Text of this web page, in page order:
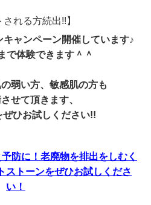
される方続出!!】
ャンペーン開催しています♪
で体験できます＾＾
弱い方、敏感肌の方も
せて頂きます、
ぜひお試しください!!
防に！老廃物を排出をしむく
ストーンをぜひお試しくださ
い！